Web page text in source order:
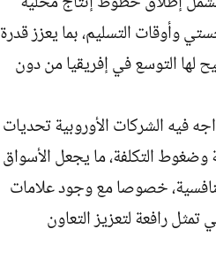
وأوقات التسليم، بما يعزز قدرة
لها التوسع في إفريقيا من دون
فيه الشركات الأوروبية تحديات
وضغوط التكلفة، ما يجعل الأسواق
خصوصا مع وجود علامات
رافعة لتعزيز التعاون